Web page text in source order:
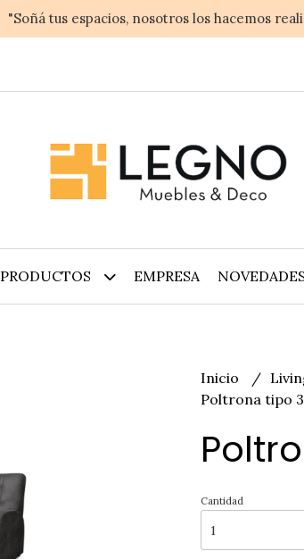
"Soñá tus espacios, nosotros los hacemos
PRODUCTOS EMPRESA NOVEDADES
Inicio
Poltrona tipo 3
Cantidad